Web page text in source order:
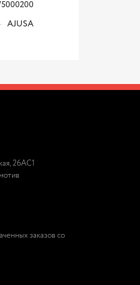
AJUSA
26АС1
заказов со